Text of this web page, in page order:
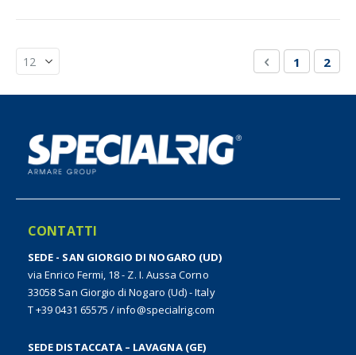
PaginaPagina
Precedente
Pagina
1 2
CONTATTI
SEDE - SAN GIORGIO DI NOGARO (UD)
via Enrico Fermi, 18 - Z. I. Aussa Corno
33058 San Giorgio di Nogaro (Ud) - Italy
T +39 0431 65575 /info@specialrig.com
SEDE DISTACCATA – LAVAGNA (GE)